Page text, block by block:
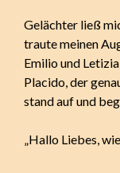
Gelächter ließ
traute meinen
Emilio und
Placido, der
stand auf und
„Hallo Liebes,